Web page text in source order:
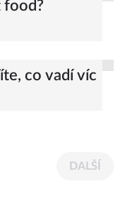
food?
co vadí víc
DALŠÍ